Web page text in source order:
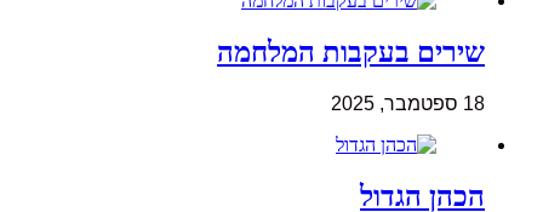
שירים בעקבות המלחמה
18 ספטמבר, 2025
הכהן הגדול